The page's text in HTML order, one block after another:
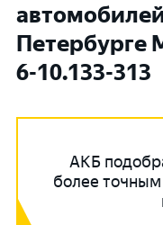
Петербурге
6-10.133-313
АКБ
более